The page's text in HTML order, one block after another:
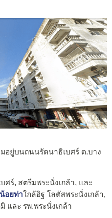
อยู่บนถนนรัตนาธิเบศร์ ต.บาง
ศร์, สตรีมพระนั่งเกล้า, และ
อยท่าใกล้อิฐ โลตัสพระนั่งเกล้า,
และ รพ.พระนั่งเกล้า